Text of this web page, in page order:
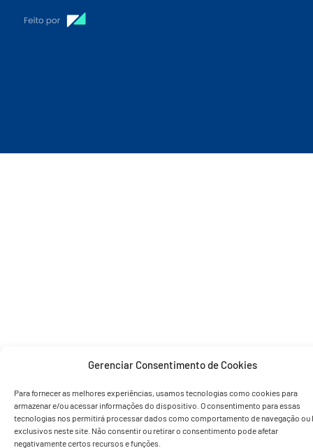
Gerenciar Consentimento de Cookies
Para fornecer as melhores experiências, usamos tecnologias como cookies para
armazenar e/ou acessar informações do dispositivo. O consentimento para essas
tecnologias nos permitirá processar dados como comportamento de navegação ou
exclusivos neste site. Não consentir ou retirar o consentimento pode afetar
negativamente certos recursos e funções.